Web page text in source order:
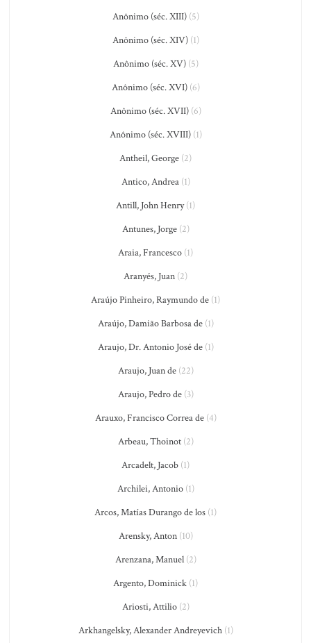
Anônimo (séc. XIII)(5)
Anônimo (séc. XIV)(1)
Anônimo (séc. XV)(5)
Anônimo (séc. XVI)(6)
Anônimo (séc. XVII)(6)
Anônimo (séc. XVIII)(1)
Antheil, George (2)
Antico, Andrea(1)
Antill, John Henry(1)
Antunes, Jorge(2)
Araia, Francesco (1)
Aranyés, Juan (2)
Araújo Pinheiro, Raymundo de (1)
Araújo, Damião Barbosa de(1)
Araujo, Dr. Antonio José de(1)
Araujo, Juan de(22)
Araujo, Pedro de(3)
Arauxo, Francisco Correa de(4)
Arbeau, Thoinot(2)
Arcadelt, Jacob (1)
Archilei, Antonio(1)
Arcos, Matías Durango de los (1)
Arensky, Anton(10)
Arenzana, Manuel(2)
Argento, Dominick (1)
Ariosti, Attilio(2)
Arkhangelsky, Alexander Andreyevich(1)